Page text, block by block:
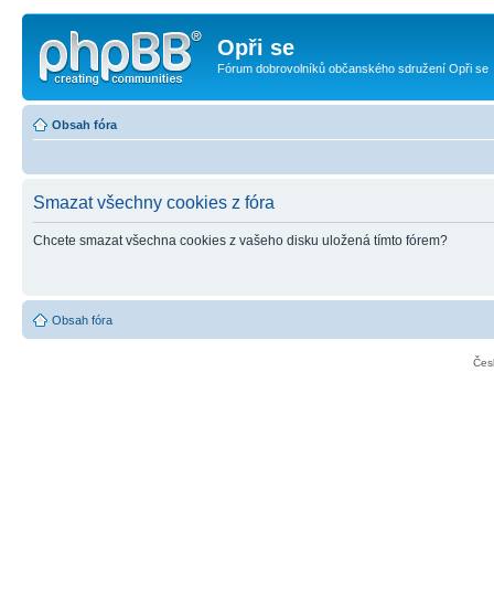
Opři se
Fórum dobrovolníků občanského sdružení Opři se
Obsah fóra
Smazat všechny cookies z fóra
Chcete smazat všechna cookies z vašeho disku uložená tímto fórem?
Obsah fóra